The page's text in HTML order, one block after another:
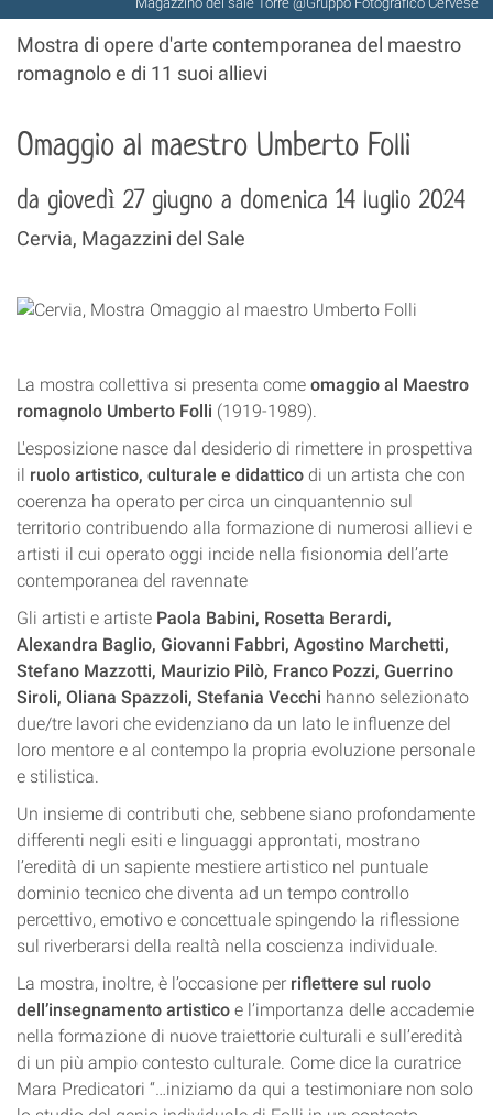
Mostra di opere d'arte contemporanea del maestro
romagnolo e di 11 suoi allievi
Omaggio al maestro Umberto Folli
da giovedì 27 giugno a domenica 14 luglio 2024
Cervia, Magazzini del Sale
La mostra collettiva si presenta come omaggio al Maestro
romagnolo Umberto Folli (1919-1989).
L'esposizione nasce dal desiderio di rimettere in prospettiva
il ruolo artistico, culturale e didattico di un artista che con
coerenza ha operato per circa un cinquantennio sul
territorio contribuendo alla formazione di numerosi allievi e
artisti il cui operato oggi incide nella fisionomia dell’arte
contemporanea del ravennate
Gli artisti e artiste Paola Babini, Rosetta Berardi,
Alexandra Baglio, Giovanni Fabbri, Agostino Marchetti,
Stefano Mazzotti, Maurizio Pilò, Franco Pozzi, Guerrino
Siroli, Oliana Spazzoli, Stefania Vecchi hanno selezionato
due/tre lavori che evidenziano da un lato le influenze del
loro mentore e al contempo la propria evoluzione personale
e stilistica.
Un insieme di contributi che, sebbene siano profondamente
differenti negli esiti e linguaggi approntati, mostrano
l’eredità di un sapiente mestiere artistico nel puntuale
dominio tecnico che diventa ad un tempo controllo
percettivo, emotivo e concettuale spingendo la riflessione
sul riverberarsi della realtà nella coscienza individuale.
La mostra, inoltre, è l’occasione per riflettere sul ruolo
dell’insegnamento artistico e l’importanza delle accademie
nella formazione di nuove traiettorie culturali e sull’eredità
di un più ampio contesto culturale. Come dice la curatrice
Mara Predicatori “…iniziamo da qui a testimoniare non solo